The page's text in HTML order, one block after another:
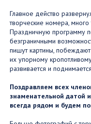
Главное действо
творческие номера,
Праздничную программу
безграничными
пишут картины,
их упорному
развивается и
Поздравляем всех
знаменательной датой
всегда рядом и будем